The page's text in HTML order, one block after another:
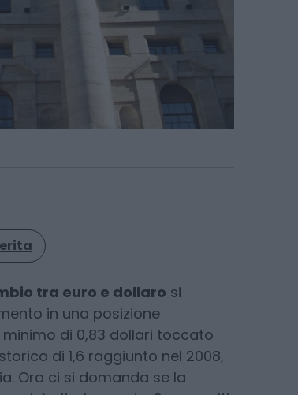
tra euro e dollaro si
in una posizione